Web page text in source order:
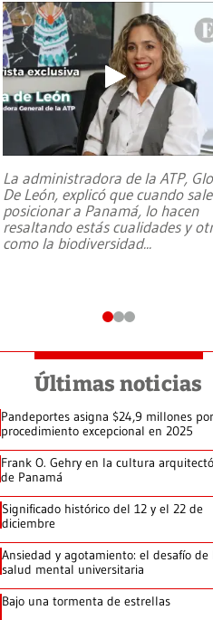
La administradora de la ATP,
De León, explicó que cuando
posicionar a Panamá, lo hacen
resaltando estás cualidades y
como la biodiversidad...
Últimas noticias
Pandeportes asigna $24,9 millones por
procedimiento excepcional en 2025
Frank O. Gehry en la cultura
de Panamá
Significado histórico del 12 y el 22 de
diciembre
Ansiedad y agotamiento: el desafío de
salud mental universitaria
Bajo una tormenta de estrellas